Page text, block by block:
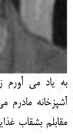
به یاد می آورم
آشپزخانه
مقابلم بشقاب